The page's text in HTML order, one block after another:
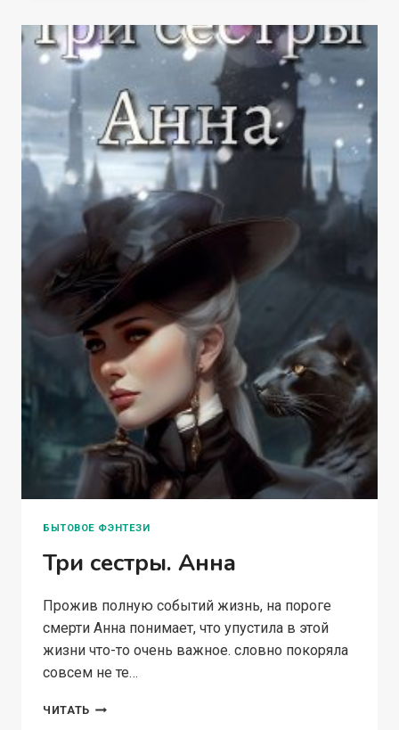
БЫТОВОЕ ФЭНТЕЗИ
Три сестры. Анна
Прожив полную событий жизнь, на пороге
смерти Анна понимает, что упустила в этой
жизни что-то очень важное. словно покоряла
совсем не те…
ЧИТАТЬ ТРИ